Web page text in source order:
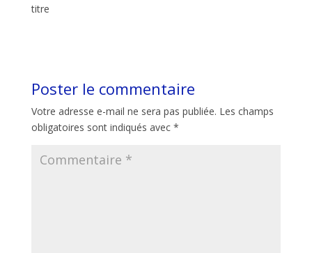
titre
Poster le commentaire
Votre adresse e-mail ne sera pas publiée. Les champs
obligatoires sont indiqués avec *